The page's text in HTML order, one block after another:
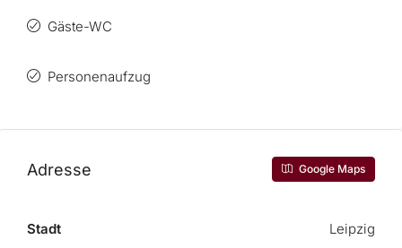
Gäste-WC
Personenaufzug
Adresse Google Maps
Stadt Leipzig